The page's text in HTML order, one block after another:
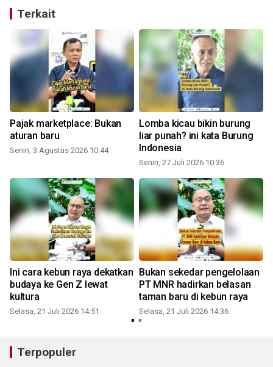
Terkait
Pajak marketplace: Bukan
aturan baru
Senin, 3 Agustus 2026 10:44
Lomba kicau bikin burung
liar punah? ini kata Burung
Indonesia
Senin, 27 Juli 2026 10:36
Ini cara kebun raya dekatkan
budaya ke Gen Z lewat
kultura
Selasa, 21 Juli 2026 14:51
Bukan sekedar pengelolaan
PT MNR hadirkan belasan
taman baru di kebun raya
Selasa, 21 Juli 2026 14:36
Terpopuler